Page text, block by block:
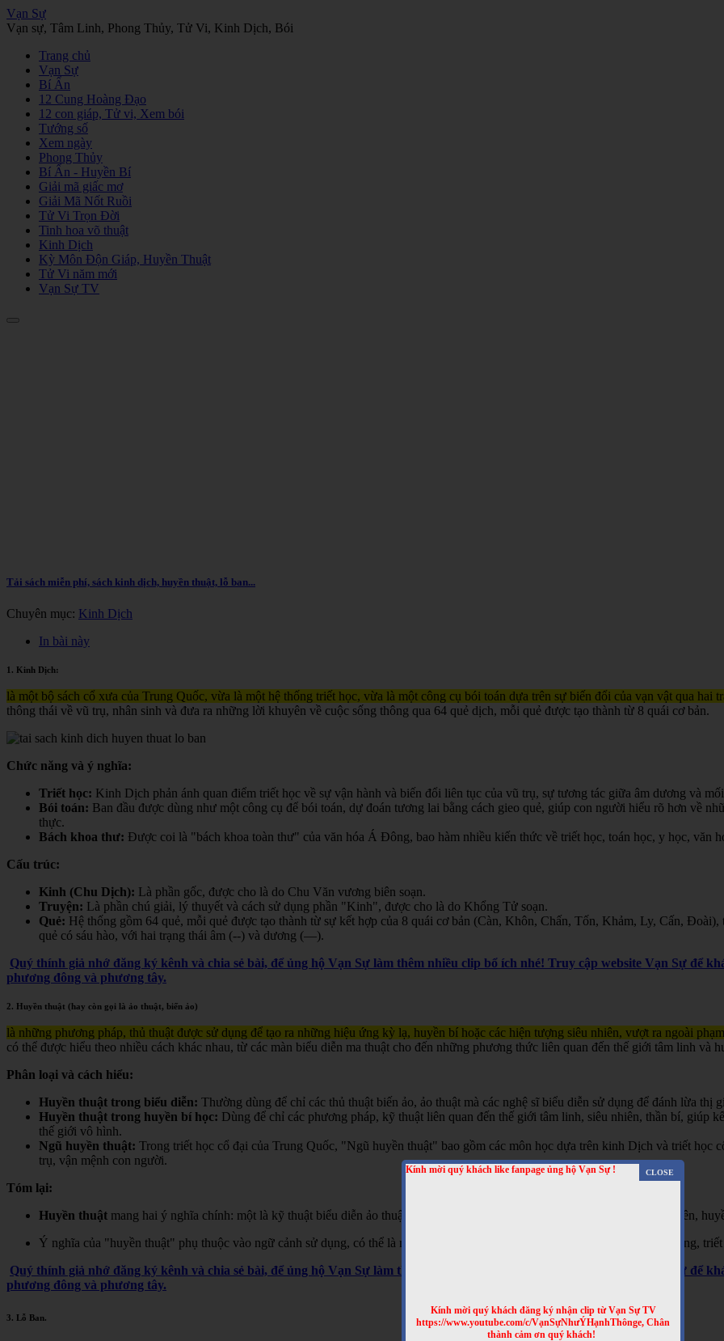
Kính mời quý khách like fanpage ủng hộ Vạn Sự !
Kính mời quý khách đăng ký nhận clip từ Vạn Sự TV
https://www.youtube.com/c/VạnSựNhưÝHạnhThônge, Chân
thành cảm ơn quý khách!
Vạn Sự
Vạn sự, Tâm Linh, Phong Thủy, Tử Vi, Kinh Dịch, Bói
Trang chủ
Vạn Sự
Bí Ẩn
12 Cung Hoàng Đạo
12 con giáp, Tử vi, Xem bói
Tướng số
Xem ngày
Phong Thủy
Bí Ẩn - Huyền Bí
Giải mã giấc mơ
Giải Mã Nốt Ruồi
Tử Vi Trọn Đời
Tinh hoa võ thuật
Kinh Dịch
Kỳ Môn Độn Giáp, Huyền Thuật
Tử Vi năm mới
Vạn Sự TV
Tải sách miễn phí, sách kinh dịch, huyền thuật, lỗ ban...
Chuyên mục: Kinh Dịch
In bài này
1. Kinh Dịch:
là một bộ sách cổ xưa của Trung Quốc, vừa là một hệ thống triết học, vừa là một công cụ bói toán dựa trên sự biến đổi của vạn vật qua hai
thông thái về vũ trụ, nhân sinh và đưa ra những lời khuyên về cuộc sống thông qua 64 quẻ dịch, mỗi quẻ được tạo thành từ 8 quái cơ bản.
Chức năng và ý nghĩa:
Triết học: Kinh Dịch phản ánh quan điểm triết học về sự vận hành và biến đổi liên tục của vũ trụ, sự tương tác giữa âm dương và
Bói toán: Ban đầu được dùng như một công cụ để bói toán, dự đoán tương lai bằng cách gieo quẻ, giúp con người hiểu rõ hơn về
thực.
Bách khoa thư: Được coi là "bách khoa toàn thư" của văn hóa Á Đông, bao hàm nhiều kiến thức về triết học, toán học, y học, văn
Cấu trúc:
Kinh (Chu Dịch): Là phần gốc, được cho là do Chu Văn vương biên soạn.
Truyện: Là phần chú giải, lý thuyết và cách sử dụng phần "Kinh", được cho là do Khổng Tử soạn.
Quẻ: Hệ thống gồm 64 quẻ, mỗi quẻ được tạo thành từ sự kết hợp của 8 quái cơ bản (Càn, Khôn, Chấn, Tốn, Khảm, Ly, Cấn,
quẻ có sáu hào, với hai trạng thái âm (--) và dương (—).
Quý thính giả nhớ đăng ký kênh và chia sẻ bài, để ủng hộ Vạn Sự làm thêm nhiều clip bổ ích nhé! Truy cập website Vạn Sự để
phương đông và phương tây.
2. Huyền thuật (hay còn gọi là ảo thuật, biến ảo)
là những phương pháp, thủ thuật được sử dụng để tạo ra những hiệu ứng kỳ lạ, huyền bí hoặc các hiện tượng siêu nhiên, vượt ra ngoài
có thể được hiểu theo nhiều cách khác nhau, từ các màn biểu diễn ma thuật cho đến những phương thức liên quan đến thế giới tâm linh và
Phân loại và cách hiểu:
Huyền thuật trong biểu diễn: Thường dùng để chỉ các thủ thuật biến ảo, ảo thuật mà các nghệ sĩ biểu diễn sử dụng để đánh lừa thị
Huyền thuật trong huyền bí học: Dùng để chỉ các phương pháp, kỹ thuật liên quan đến thế giới tâm linh, siêu nhiên, thần bí, giúp
thế giới vô hình.
Ngũ huyền thuật: Trong triết học cổ đại của Trung Quốc, "Ngũ huyền thuật" bao gồm các môn học dựa trên kinh Dịch và triết học
trụ, vận mệnh con người.
Tóm lại:
Huyền thuật mang hai ý nghĩa chính: một là kỹ thuật biểu diễn ảo thuật, hai là phương pháp giải thích các hiện tượng siêu nhiên,
Ý nghĩa của "huyền thuật" phụ thuộc vào ngữ cảnh sử dụng, có thể là một hình thức giải trí hoặc là một phần của các tín ngưỡng,
Quý thính giả nhớ đăng ký kênh và chia sẻ bài, để ủng hộ Vạn Sự làm thêm nhiều clip bổ ích nhé! Truy cập website Vạn Sự để
phương đông và phương tây.
3. Lỗ Ban.